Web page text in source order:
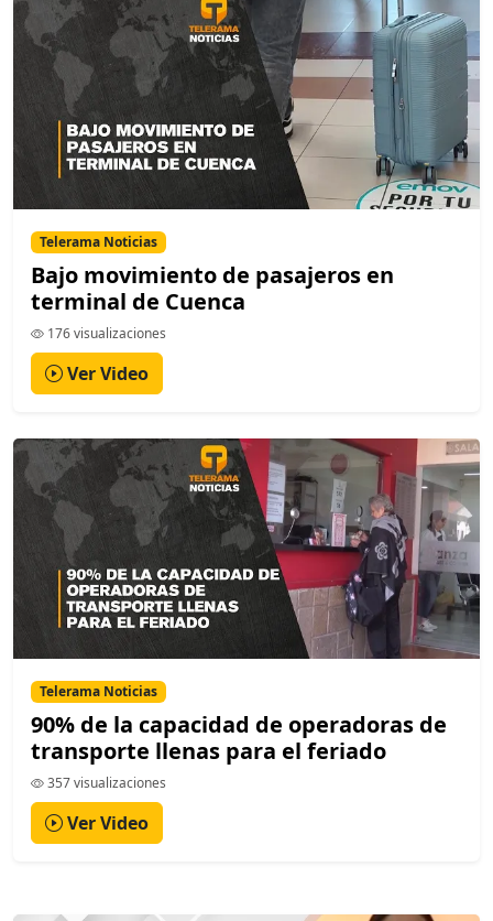
Telerama Noticias
Bajo movimiento de pasajeros en
terminal de Cuenca
176 visualizaciones
Ver Video
Telerama Noticias
90% de la capacidad de operadoras de
transporte llenas para el feriado
357 visualizaciones
Ver Video